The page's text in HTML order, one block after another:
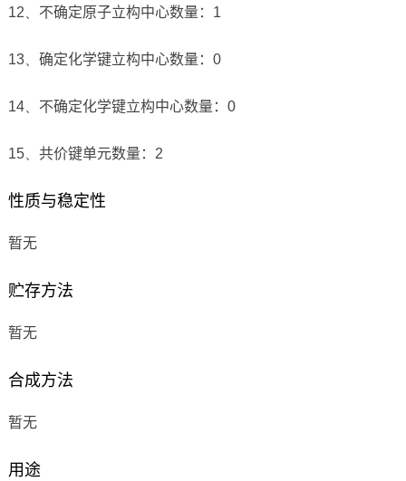
12、 不确定原子立构中心数量： 1
13、 确定化学键立构中心数量： 0
14、 不确定化学键立构中心数量： 0
15、 共价键单元数量： 2
性质与稳定性
暂无
贮存方法
暂无
合成方法
暂无
用途